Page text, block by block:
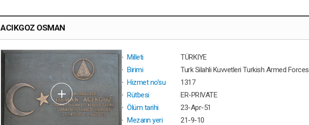
ACIKGOZ OSMAN
Milleti
TÜRKIYE
Birimi
Turk Silahli Kuvvetleri Turkish Armed Forces
Hizmet no’su
1317
Rütbesi
ER-PRIVATE
Ölüm tarihi
23-Apr-51
Mezarın yeri
21-9-10